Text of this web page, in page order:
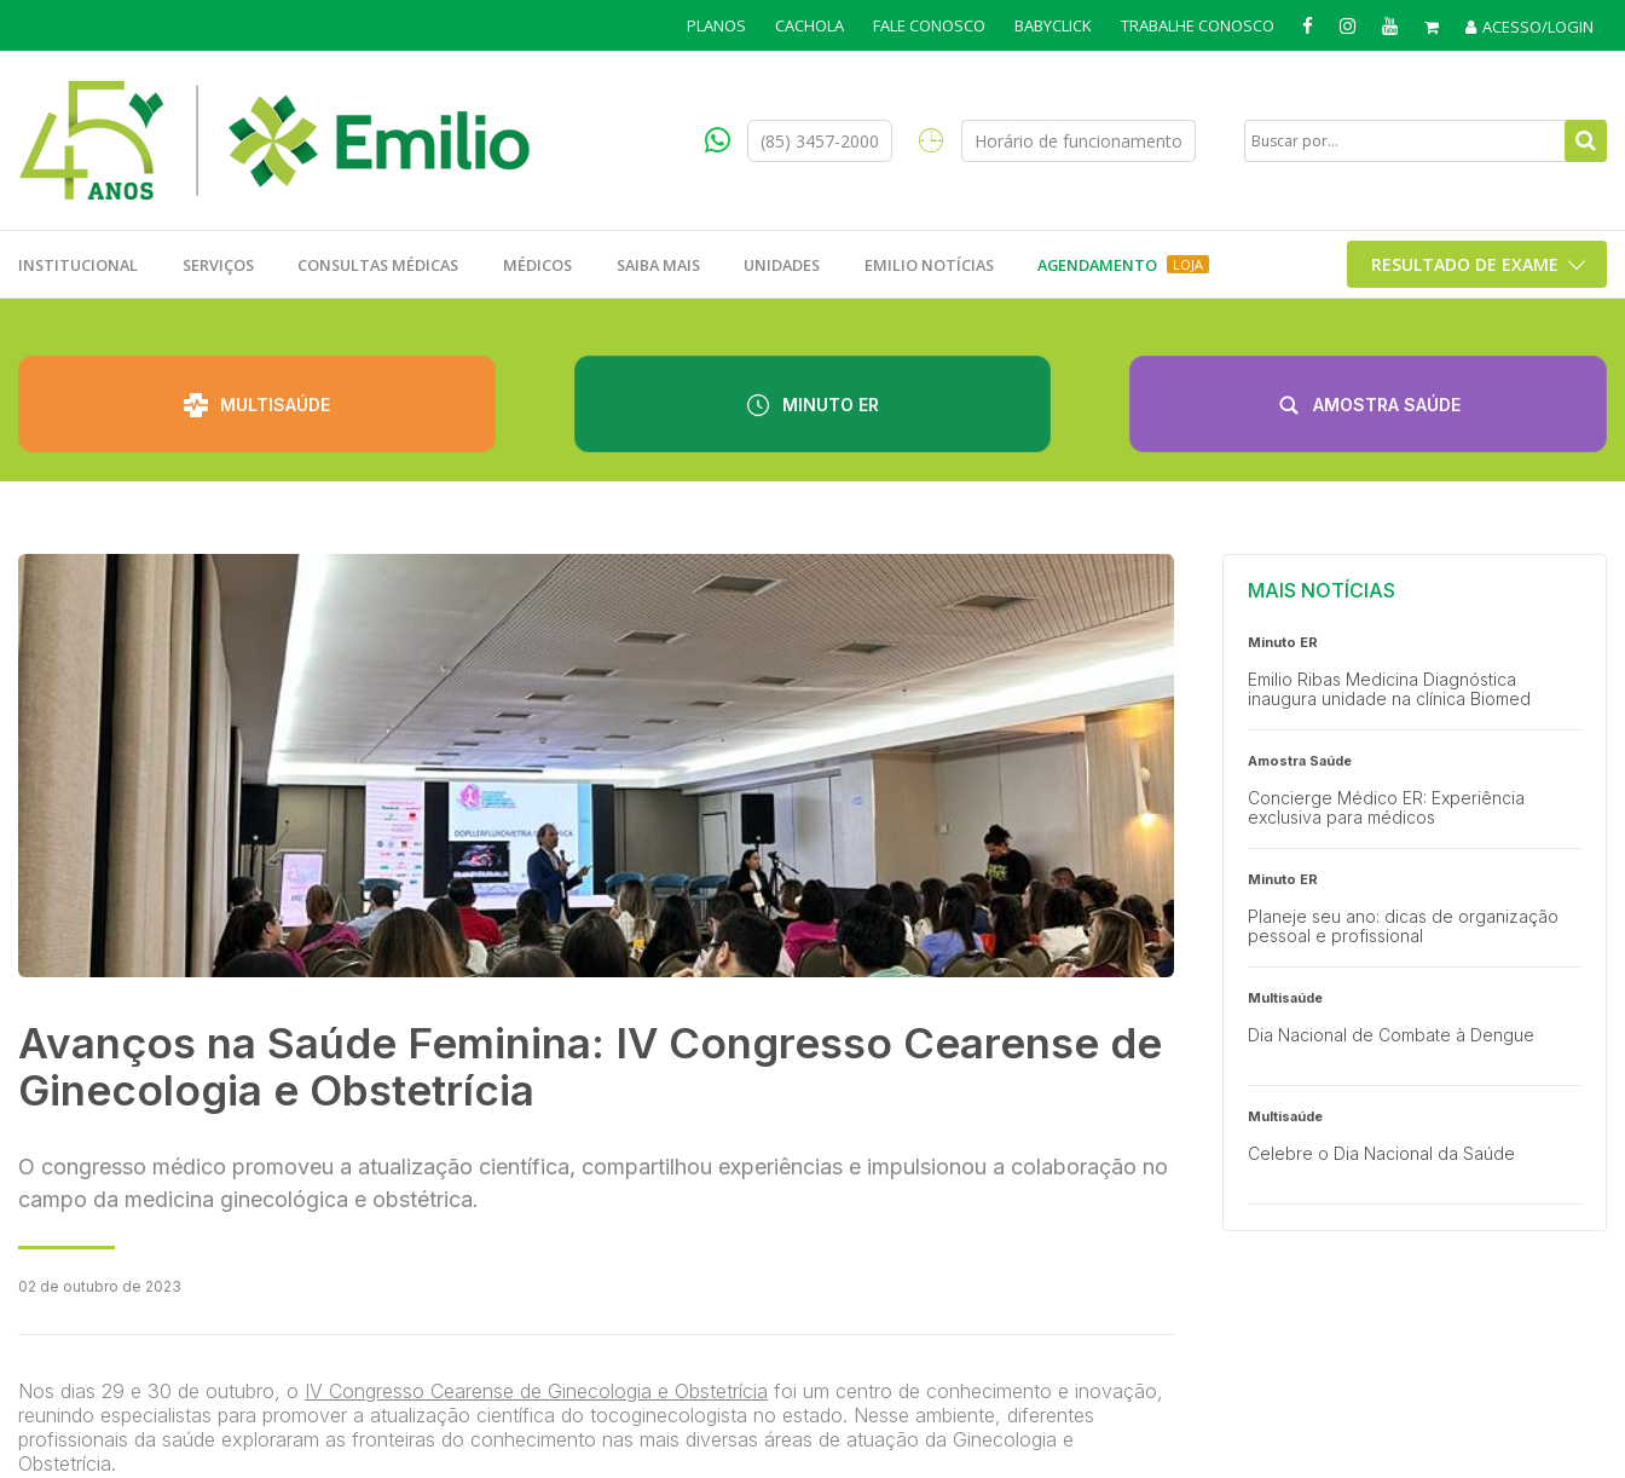
PLANOS CACHOLA FALE CONOSCO BABYCLICK TRABALHE CONOSCO ACESSO/LOGIN
(85) 3457-2000 Horário de funcionamento
INSTITUCIONAL SERVIÇOS CONSULTAS MÉDICAS MÉDICOS SAIBA MAIS UNIDADES EMILIO NOTÍCIAS LOJA
AGENDAMENTO RESULTADO DE EXAME
MULTISAÚDE MINUTO ER AMOSTRA SAÚDE
Avanços na Saúde Feminina: IV Congresso Cearense de
Ginecologia e Obstetrícia
O congresso médico promoveu a atualização científica, compartilhou experiências e impulsionou a colaboração no
campo da medicina ginecológica e obstétrica.
02 de outubro de 2023
Nos dias 29 e 30 de outubro, o IV Congresso Cearense de Ginecologia e Obstetrícia foi um centro de conhecimento e inovação,
reunindo especialistas para promover a atualização científica do tocoginecologista no estado. Nesse ambiente, diferentes
profissionais da saúde exploraram as fronteiras do conhecimento nas mais diversas áreas de atuação da Ginecologia e
Obstetrícia.
MAIS NOTÍCIAS
Minuto ER
Emilio Ribas Medicina Diagnóstica
inaugura unidade na clínica Biomed
Amostra Saúde
Concierge Médico ER: Experiência
exclusiva para médicos
Minuto ER
Planeje seu ano: dicas de organização
pessoal e profissional
Multisaúde
Dia Nacional de Combate à Dengue
Multisaúde
Celebre o Dia Nacional da Saúde